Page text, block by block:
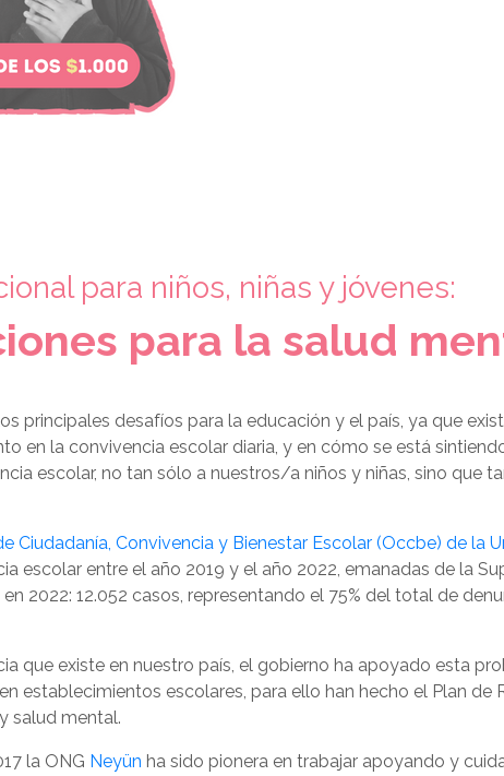
para niños, niñas y jóvenes:
para la salud
principales desafíos para la educación y el país, ya que
en la convivencia escolar diaria, y en cómo se está
escolar, no tan sólo a nuestros/a niños y niñas, sino que
Ciudadanía, Convivencia y Bienestar Escolar (Occbe) de la
escolar entre el año 2019 y el año 2022, emanadas de la
2022: 12.052 casos, representando el 75% del total de
que existe en nuestro país, el gobierno ha apoyado esta
establecimientos escolares, para ello han hecho el Plan
salud mental.
la ONG Neyün ha sido pionera en trabajar apoyando y